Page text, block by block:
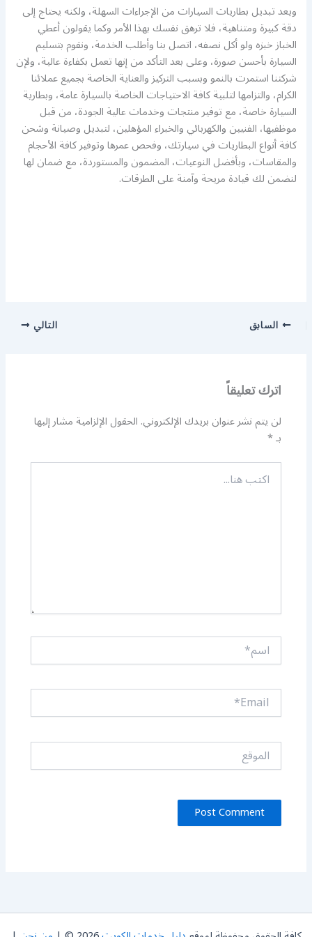
ويعد تبديل بطاريات السيارات من الإجراءات السهلة، ولكنه يحتاج إلى
دقة كبيرة ومتناهية، فلا ترهق نفسك بهذا الأمر وكما يقولون أعطي
الخباز خبزه ولو أكل نصفه، اتصل بنا وأطلب الخدمة، ونقوم بتسليم
السيارة بأحسن صورة، وعلى بعد التأكد من إنها تعمل بكفاءة عالية، ولإن
شركتنا استمرت بالنمو وبسبب التركيز والعناية الخاصة بجميع عملائنا
الكرام، والتزامها لتلبية كافة الاحتياجات الخاصة بالسيارة عامة، وبطارية
السيارة خاصة، مع توفير منتجات وخدمات عالية الجودة، من قبل
موظفيها، الفنيين والكهربائي والخبراء المؤهلين، لتبديل وصيانة وشحن
كافة أنواع البطاريات في سيارتك، وفحص عمرها وتوفير كافة الأحجام
والمقاسات، وبأفضل النوعيات، المضمون والمستوردة، مع ضمان لها
لنضمن لك قيادة مريحة وآمنة على الطرقات.
السابق التالي
اترك تعليقاً
لن يتم نشر عنوان بريدك الإلكتروني.الحقول الإلزامية مشار إليها
بـ*
اكتب
هنا...
اسم*
Email*
الموقع